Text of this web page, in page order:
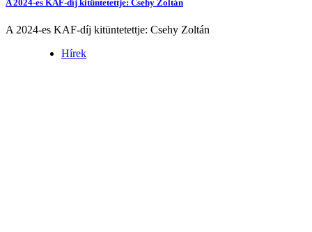
A 2024-es KAF-díj kitüntetettje: Csehy Zoltán
A 2024-es KAF-díj kitüntetettje: Csehy Zoltán
Hírek